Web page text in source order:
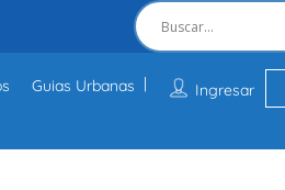
Ingresar
Guias Urbanas